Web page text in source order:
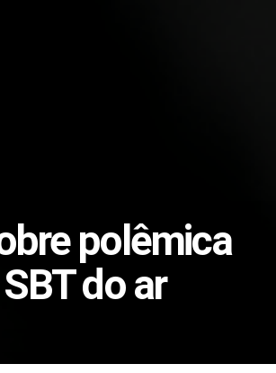
polêmica
do ar